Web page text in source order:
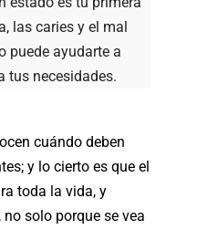
las caries y el mal
puede ayudarte a
tus necesidades.
cuándo deben
y lo cierto es que el
toda la vida, y
solo porque se vea